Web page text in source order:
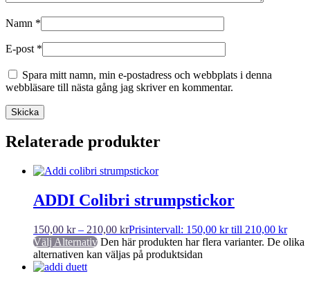
Namn *
E-post *
Spara mitt namn, min e-postadress och webbplats i denna
webbläsare till nästa gång jag skriver en kommentar.
Relaterade produkter
ADDI Colibri strumpstickor
150,00 kr – 210,00 krPrisintervall: 150,00 kr till 210,00 kr
Välj Alternativ Den här produkten har flera varianter. De olika
alternativen kan väljas på produktsidan